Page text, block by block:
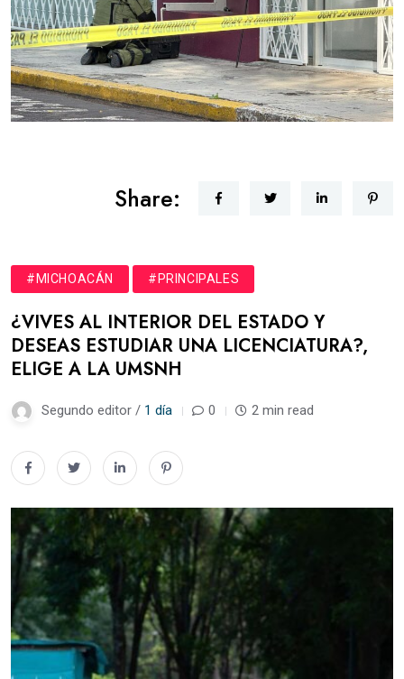
Share:
#MICHOACÁN #PRINCIPALES
¿VIVES AL INTERIOR DEL ESTADO Y
DESEAS ESTUDIAR UNA LICENCIATURA?,
ELIGE A LA UMSNH
Segundo editor / 1 día 0 2 min read